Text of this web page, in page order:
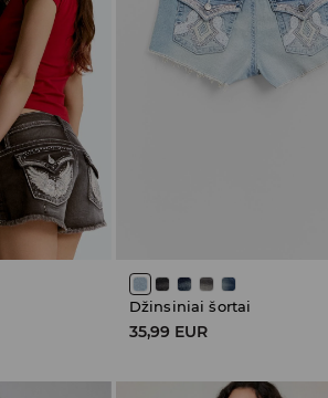
Džinsiniai šortai
35,99 EUR